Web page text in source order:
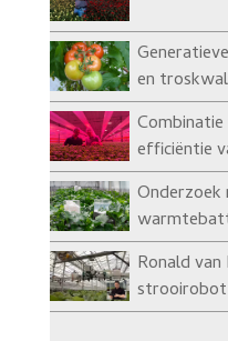
en
efficiëntie
Onderzoek
Ronald